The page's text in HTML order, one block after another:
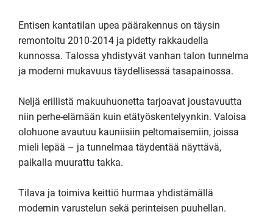
Entisen kantatilan upea päärakennus on täysin
remontoitu 2010-2014 ja pidetty rakkaudella
kunnossa. Talossa yhdistyvät vanhan talon tunnelma
ja moderni mukavuus täydellisessä tasapainossa.
Neljä erillistä makuuhuonetta tarjoavat joustavuutta
niin perhe-elämään kuin etätyöskentelyynkin. Valoisa
olohuone avautuu kauniisiin peltomaisemiin, joissa
mieli lepää – ja tunnelmaa täydentää näyttävä,
paikalla muurattu takka.
Tilava ja toimiva keittiö hurmaa yhdistämällä
modernin varustelun sekä perinteisen puuhellan.